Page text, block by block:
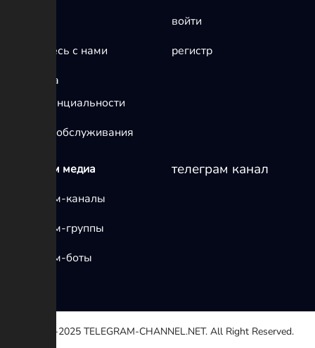
Свяжитесь с нами
политика
конфиденциальности
условия обслуживания
войти
регистр
телеграм медиа
Телеграм-каналы
Телеграм-группы
Телеграм-боты
телеграм канал
© 2020-2025 TELEGRAM-CHANNEL.NET. All Right Reserved.